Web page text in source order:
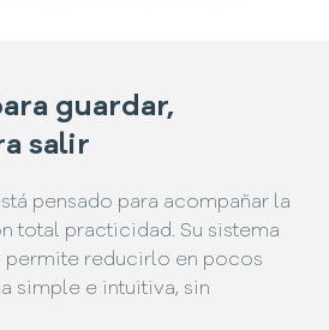
guardar,
salir
pensado para acompañar la
total practicidad. Su sistema
permite reducirlo en pocos
simple e intuitiva, sin